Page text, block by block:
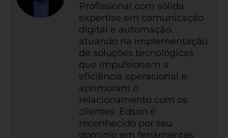
Profissional com sólida
expertise em comunicação
digital e automação,
atuando na implementação
de soluções tecnológicas
que impulsionam a
eficiência operacional e
aprimoram o
relacionamento com os
clientes. Edson é
reconhecido por seu
domínio em ferramentas